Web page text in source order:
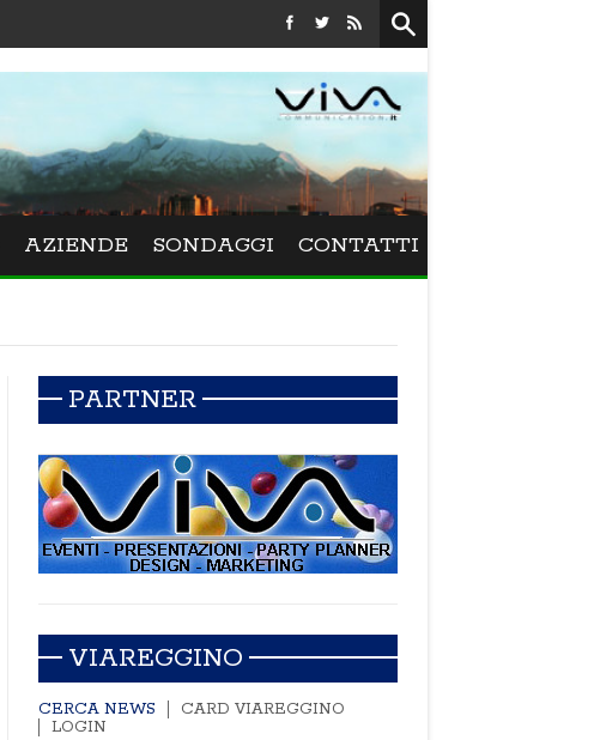
Festival La Versiliana - La direttrice lucchese Beatrice
AZIENDE SONDAGGI CONTATTI
PARTNER
VIAREGGINO
CERCA NEWS
CARD VIAREGGINO
LOGIN